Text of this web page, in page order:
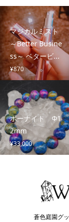
マジカルミスト
～Better Busine
ss～ ベタービ...
¥870
ボーナイト Φ1
2mm
¥33,000
蒼色庭園グ